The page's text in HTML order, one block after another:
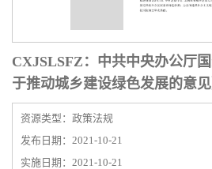
CXJSLSFZ：中共中央办公厅
于推动城乡建设绿色发展的意见
资源类型：政策法规
发布日期：2021-10-21
实施日期：2021-10-21